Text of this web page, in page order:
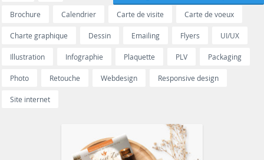
Brochure Calendrier Carte de visite Carte de voeux
Charte graphique Dessin Emailing Flyers UI/UX
Illustration Infographie Plaquette PLV Packaging
Photo Retouche Webdesign Responsive design
Site internet